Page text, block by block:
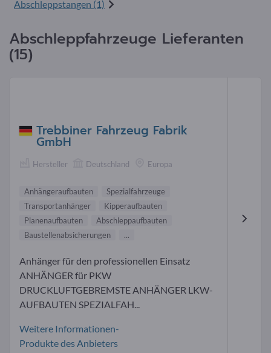
Abschleppstangen (1)
Abschleppfahrzeuge Lieferanten
(15)
Trebbiner Fahrzeug Fabrik
GmbH
Hersteller Deutschland Europa
Anhängeraufbauten
Spezialfahrzeuge
Transportanhänger
Kipperaufbauten
Planenaufbauten
Abschleppaufbauten
Baustellenabsicherungen
...
Anhänger für den professionellen Einsatz
ANHÄNGER für PKW
DRUCKLUFTGEBREMSTE ANHÄNGER LKW-
AUFBAUTEN SPEZIALFAH...
Weitere Informationen-
Produkte des Anbieters